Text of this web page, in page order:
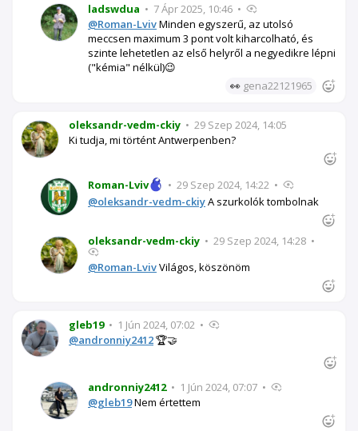
ladswdua • 7 Ápr 2025, 10:46 •
@Roman-LvivMinden egyszerű, az utolsó
meccsen maximum 3 pont volt kiharcolható, és
szinte lehetetlen az első helyről a negyedikre lépni
("kémia" nélkül)😉
👀 gena22121965
oleksandr-vedm-ckiy • 29 Szep 2024, 14:05
Ki tudja, mi történt Antwerpenben?
Roman-Lviv • 29 Szep 2024, 14:22 •
@oleksandr-vedm-ckiyA szurkolók tombolnak
oleksandr-vedm-ckiy • 29 Szep 2024, 14:28 •
@Roman-LvivVilágos, köszönöm
gleb19 • 1 Jún 2024, 07:02 •
@andronniy2412🏆🤝
andronniy2412 • 1 Jún 2024, 07:07 •
@gleb19Nem értettem